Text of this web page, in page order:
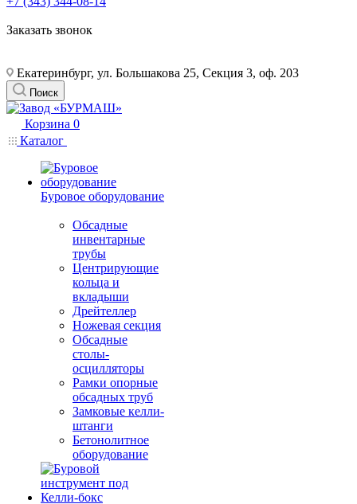
Заказать звонок
Екатеринбург, ул. Большакова 25, Секция 3, оф. 203
Поиск
Корзина 0
Каталог
Буровое оборудование
Обсадные
инвентарные
трубы
Центрирующие
кольца и
вкладыши
Дрейтеллер
Ножевая секция
Обсадные
столы-
осцилляторы
Рамки опорные
обсадных труб
Замковые келли-
штанги
Бетонолитное
оборудование